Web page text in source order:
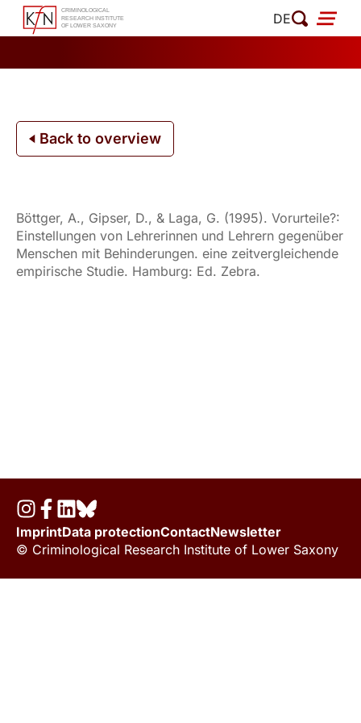
Skip
DE
Back to overview
Böttger, A., Gipser, D., & Laga, G. (1995). Vorurteile?:
Einstellungen von Lehrerinnen und Lehrern gegenüber
Menschen mit Behinderungen. eine zeitvergleichende
empirische Studie. Hamburg: Ed. Zebra.
ImprintData protectionContactNewsletter
© Criminological Research Institute of Lower Saxony